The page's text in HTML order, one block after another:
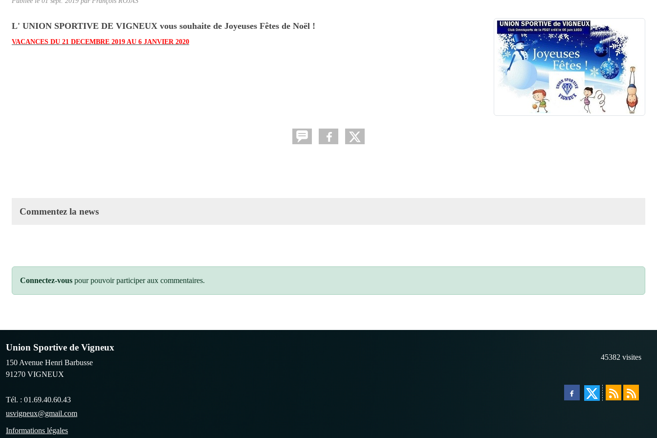
L' UNION SPORTIVE DE VIGNEUX vous souhaite de Joyeuses Fêtes de Noël !
VACANCES DU 21 DECEMBRE 2019 AU 6 JANVIER 2020
Commentez la news
Connectez-vous pour pouvoir participer aux commentaires.
Union Sportive de Vigneux
150 Avenue Henri Barbusse
91270 VIGNEUX
Tél. : 01.69.40.60.43
usvigneux@gmail.com
Informations légales
45382 visites